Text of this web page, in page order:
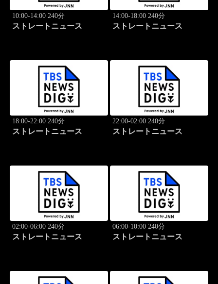
10:00-14:00 240分
ストレートニュース
14:00-18:00 240分
ストレートニュース
18:00-22:00 240分
ストレートニュース
22:00-02:00 240分
ストレートニュース
02:00-06:00 240分
ストレートニュース
06:00-10:00 240分
ストレートニュース